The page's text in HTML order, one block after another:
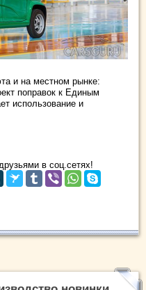
и на местном рынке:
поправок к Единым
использование и
в соц.сетях!